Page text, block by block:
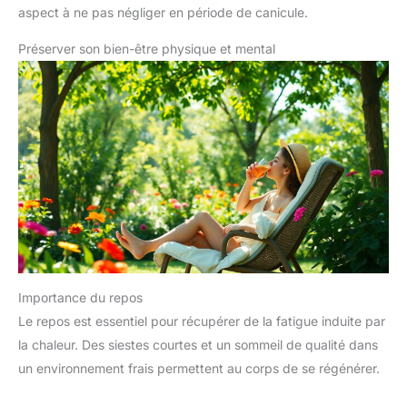
aspect à ne pas négliger en période de canicule.
Préserver son bien-être physique et mental
Importance du repos
Le repos est essentiel pour récupérer de la fatigue induite par
la chaleur. Des siestes courtes et un sommeil de qualité dans
un environnement frais permettent au corps de se régénérer.